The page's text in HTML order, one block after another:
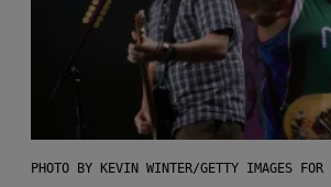
PHOTO BY KEVIN WINTER/GETTY IMAGES